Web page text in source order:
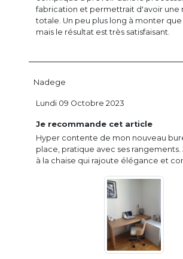
fabrication et permettrait d'avoir une
totale. Un peu plus long à monter que
mais le résultat est très satisfaisant.
Nadege
Je recommande cet article
Hyper contente de mon nouveau
place, pratique avec ses rangements.
à la chaise qui rajoute élégance et
Lundi 09 Octobre 2023